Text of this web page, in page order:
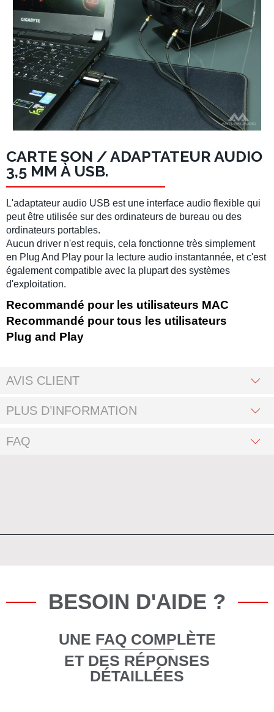
CARTE SON / ADAPTATEUR AUDIO
3,5 MM À USB.
L'adaptateur audio USB est une interface audio flexible qui
peut être utilisée sur des ordinateurs de bureau ou des
ordinateurs portables.
Aucun driver n'est requis, cela fonctionne très simplement
en Plug And Play pour la lecture audio instantannée, et c'est
également compatible avec la plupart des systèmes
d'exploitation.
Recommandé pour les utilisateurs MAC
Recommandé pour tous les utilisateurs
Plug and Play
AVIS CLIENT
PLUS D’INFORMATION
FAQ
BESOIN D'AIDE ?
UNE FAQ COMPLÈTE
ET DES RÉPONSES
DÉTAILLÉES